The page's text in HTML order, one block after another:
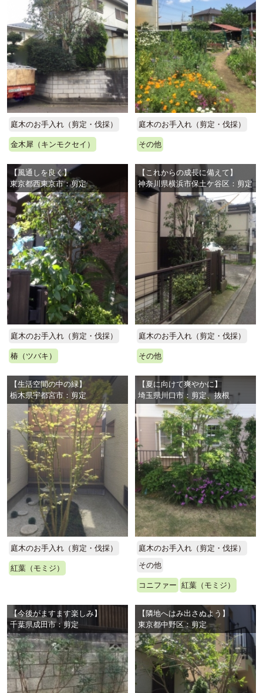
庭木のお手入れ（剪定・伐採）
金木犀（キンモクセイ）
庭木のお手入れ（剪定・伐採）
その他
【風通しを良く】
東京都西東京市：剪定
庭木のお手入れ（剪定・伐採）
椿（ツバキ）
【これからの成長に備えて】
神奈川県横浜市保土ケ谷区：剪定
庭木のお手入れ（剪定・伐採）
その他
【生活空間の中の緑】
栃木県宇都宮市：剪定
庭木のお手入れ（剪定・伐採）
紅葉（モミジ）
【夏に向けて爽やかに】
埼玉県川口市：剪定、抜根
庭木のお手入れ（剪定・伐採）
その他
コニファー 紅葉（モミジ）
【今後がますます楽しみ】
千葉県成田市：剪定
【隣地へはみ出さぬよう】
東京都中野区：剪定